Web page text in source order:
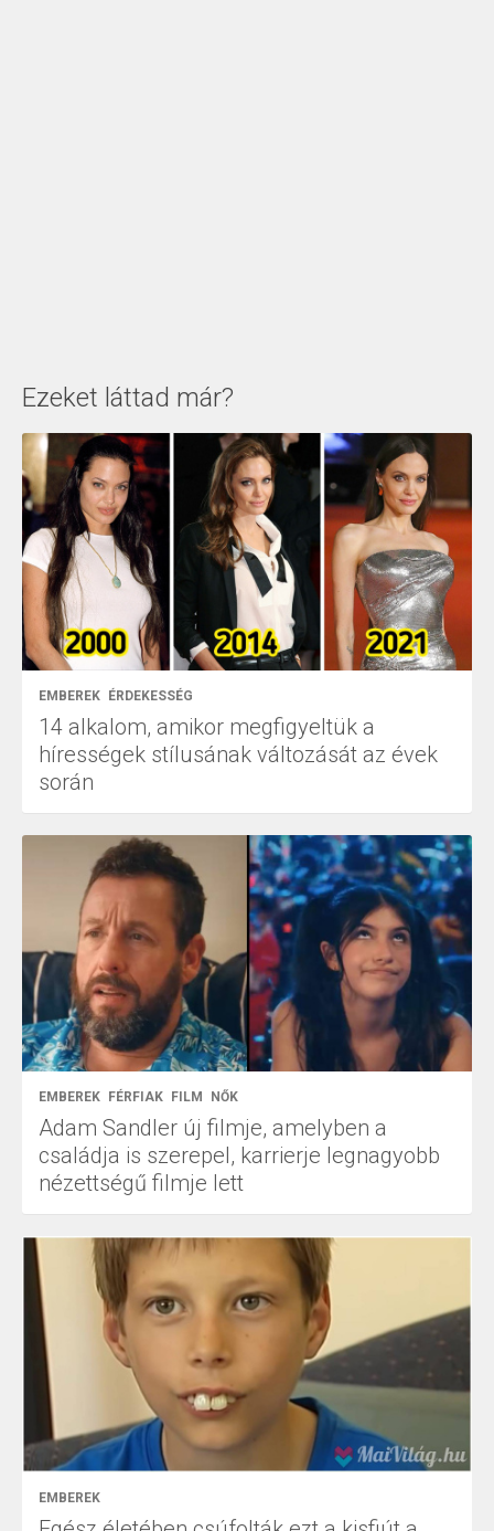
Ezeket láttad már?
EMBEREK ÉRDEKESSÉG
14 alkalom, amikor megfigyeltük a
hírességek stílusának változását az évek
során
EMBEREK FÉRFIAK FILM NŐK
Adam Sandler új filmje, amelyben a
családja is szerepel, karrierje legnagyobb
nézettségű filmje lett
EMBEREK